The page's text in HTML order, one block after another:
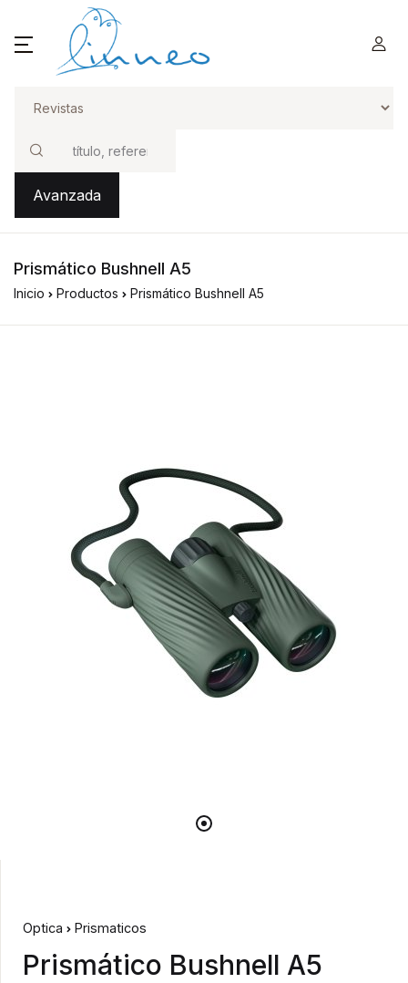
Buscar
Avanzada
Prismático Bushnell A5
Inicio Productos Prismático Bushnell A5
Optica Prismaticos
Prismático Bushnell A5